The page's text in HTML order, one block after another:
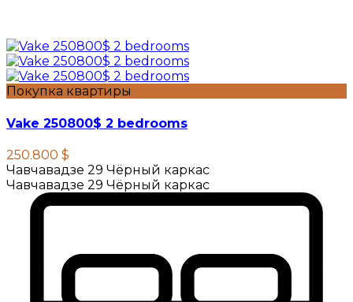
Покупка квартиры
Vake 250800$ 2 bedrooms
250.800 $
Чавчавадзе 29 Чёрный каркас
Чавчавадзе 29 Чёрный каркас